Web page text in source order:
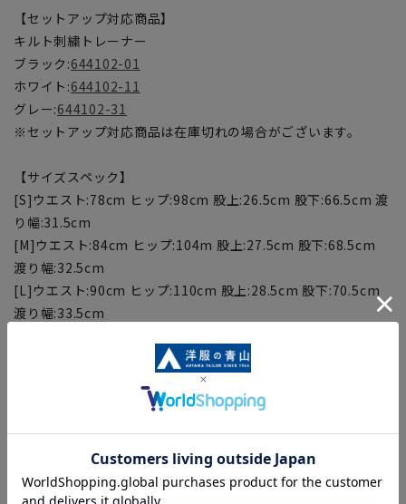
【セットアップ対応商品】
キルト刺繍トレーナー
ブラック:644102-01
ホワイト:644102-11
グレー:644102-31
※セットアップ対応商品は在庫切れの場合がございます。
【サイズスペック】
[S]ウエスト:78cm ヒップ:98cm 股上:26.5cm 股下:66.5cm 渡
り幅:31.5cm
[M]ウエスト:84cm ヒップ:104m 股上:27.5cm 股下:68.5cm
渡り幅:32.5cm
[L]ウエスト:90cm ヒップ:110cm 股上:28.5cm 股下:70.5cm
渡り幅:33.5cm
【商品に関するご注意】
■商品により同サイズでも仕上がりサイズが異なる場合がござ